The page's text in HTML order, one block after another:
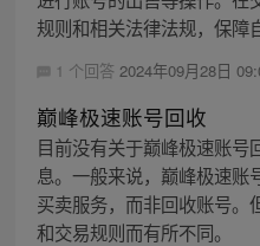
规则和相关法律法规，保障
1 个回答 2024年09月28日
巅峰极速账号回收
目前没有关于巅峰极速账号
息。一般来说，巅峰极速账
买卖服务，而非回收账号。
和交易规则而有所不同。